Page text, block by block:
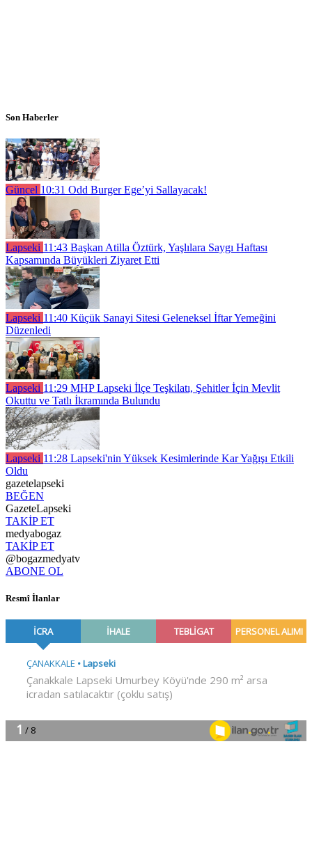
Son Haberler
Güncel 10:31 Odd Burger Ege’yi Sallayacak!
Lapseki 11:43 Başkan Atilla Öztürk, Yaşlılara Saygı Haftası
Kapsamında Büyükleri Ziyaret Etti
Lapseki 11:40 Küçük Sanayi Sitesi Geleneksel İftar Yemeğini
Düzenledi
Lapseki 11:29 MHP Lapseki İlçe Teşkilatı, Şehitler İçin Mevlit
Okuttu ve Tatlı İkramında Bulundu
Lapseki 11:28 Lapseki'nin Yüksek Kesimlerinde Kar Yağışı Etkili
Oldu
gazetelapseki
BEĞEN
GazeteLapseki
TAKİP ET
medyabogaz
TAKİP ET
@bogazmedyatv
ABONE OL
Resmî İlanlar